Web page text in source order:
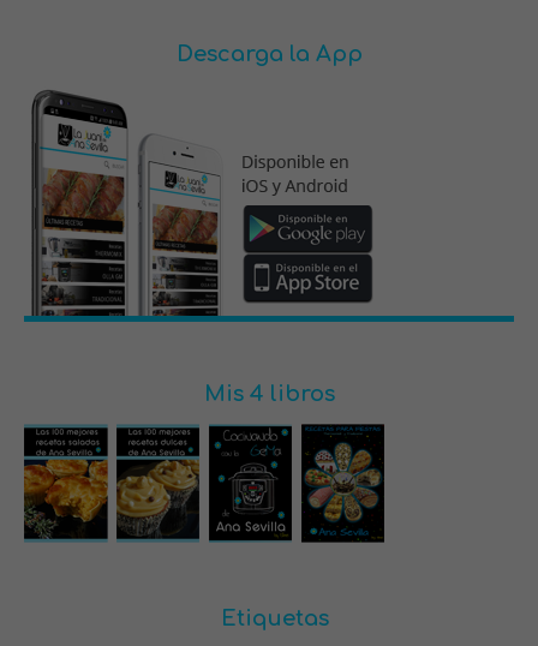
Descarga la App
Mis 4 libros
Etiquetas